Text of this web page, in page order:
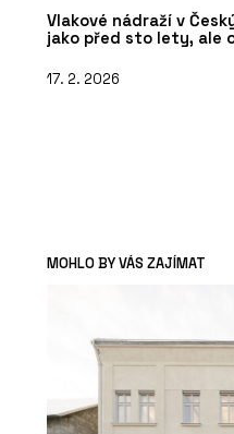
Vlakové nádraží v
jako před sto lety, ale
17. 2. 2026
MOHLO BY VÁS ZAJÍMAT